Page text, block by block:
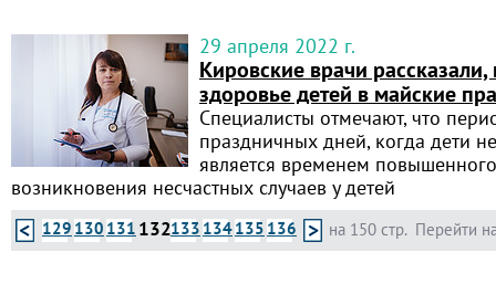
29 апреля 2022 г.
Кировские врачи рассказали,
здоровье детей в майские
Специалисты отмечают, что
праздничных дней, когда дети
является временем
возникновения несчастных случаев у детей
Перейти
129 130 131 132133 134135 136 на 150 стр.